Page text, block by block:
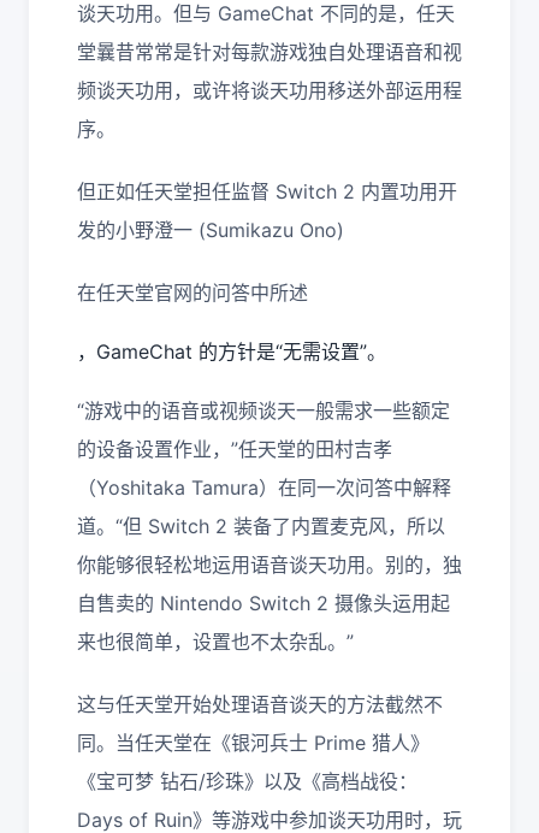
谈天功用。但与 GameChat 不同的是，任天
堂曩昔常常是针对每款游戏独自处理语音和视
频谈天功用，或许将谈天功用移送外部运用程
序。
但正如任天堂担任监督 Switch 2 内置功用开
发的小野澄一 (Sumikazu Ono)
在任天堂官网的问答中所述
，GameChat 的方针是“无需设置”。
“游戏中的语音或视频谈天一般需求一些额定
的设备设置作业，”任天堂的田村吉孝
（Yoshitaka Tamura）在同一次问答中解释
道。“但 Switch 2 装备了内置麦克风，所以
你能够很轻松地运用语音谈天功用。别的，独
自售卖的 Nintendo Switch 2 摄像头运用起
来也很简单，设置也不太杂乱。”
这与任天堂开始处理语音谈天的方法截然不
同。当任天堂在《银河兵士 Prime 猎人》
《宝可梦 钻石/珍珠》以及《高档战役：
Days of Ruin》等游戏中参加谈天功用时，玩